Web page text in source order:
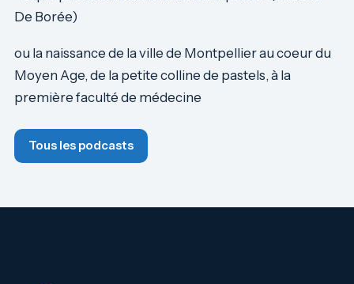
De Borée)
ou la naissance de la ville de Montpellier au coeur du
Moyen Age, de la petite colline de pastels, à la
première faculté de médecine
Tous les podcasts